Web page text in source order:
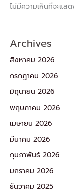
ไม่มีความเห็นที่จะแส
Archives
สิงหาคม 2026
กรกฎาคม 2026
มิถุนายน 2026
พฤษภาคม 2026
เมษายน 2026
มีนาคม 2026
กุมภาพันธ์ 2026
มกราคม 2026
ธันวาคม 2025